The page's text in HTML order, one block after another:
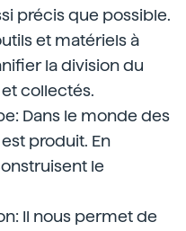
précis que possible.
et matériels à
la division du
collectés.
Dans le monde des
produit. En
le
Il nous permet de